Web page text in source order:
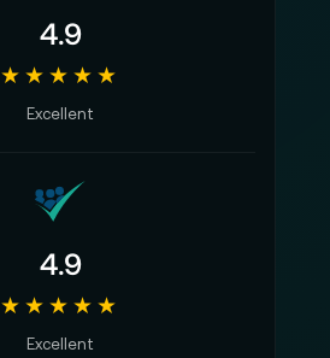
4.9
★★★★★
Excellent
4.9
★★★★★
Excellent